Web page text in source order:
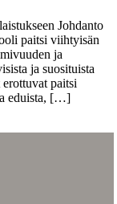
Johdanto
paitsi viihtyisän
ja
ja suosituista
paitsi
eduista, […]